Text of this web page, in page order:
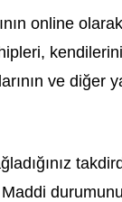
online
ve diğer